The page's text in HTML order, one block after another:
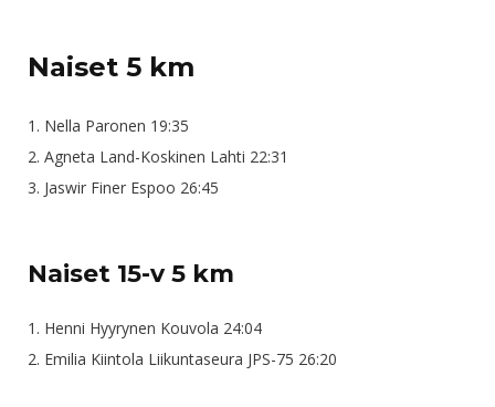
Naiset 5 km
1. Nella Paronen 19:35
2. Agneta Land-Koskinen Lahti 22:31
3. Jaswir Finer Espoo 26:45
Naiset 15-v 5 km
1. Henni Hyyrynen Kouvola 24:04
2. Emilia Kiintola Liikuntaseura JPS-75 26:20